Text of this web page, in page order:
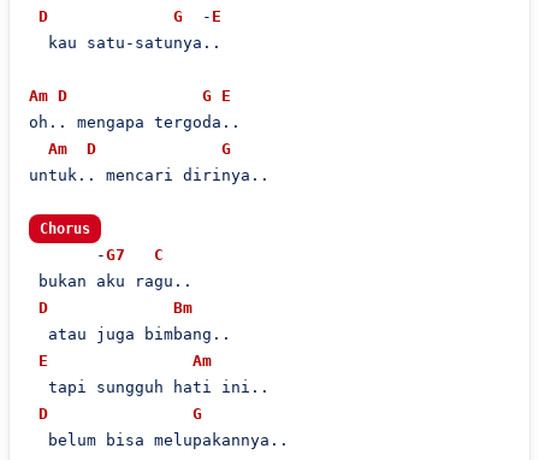
D
G
  -
E
  kau satu-satunya..
Am D G
E
oh.. mengapa tergoda..
Am
D
G
untuk.. mencari dirinya..
Chorus
       -
G7
C
bukan aku ragu..
D
Bm
  atau juga bimbang..
E
Am
  tapi sungguh hati ini..
D
G
  belum bisa melupakannya..